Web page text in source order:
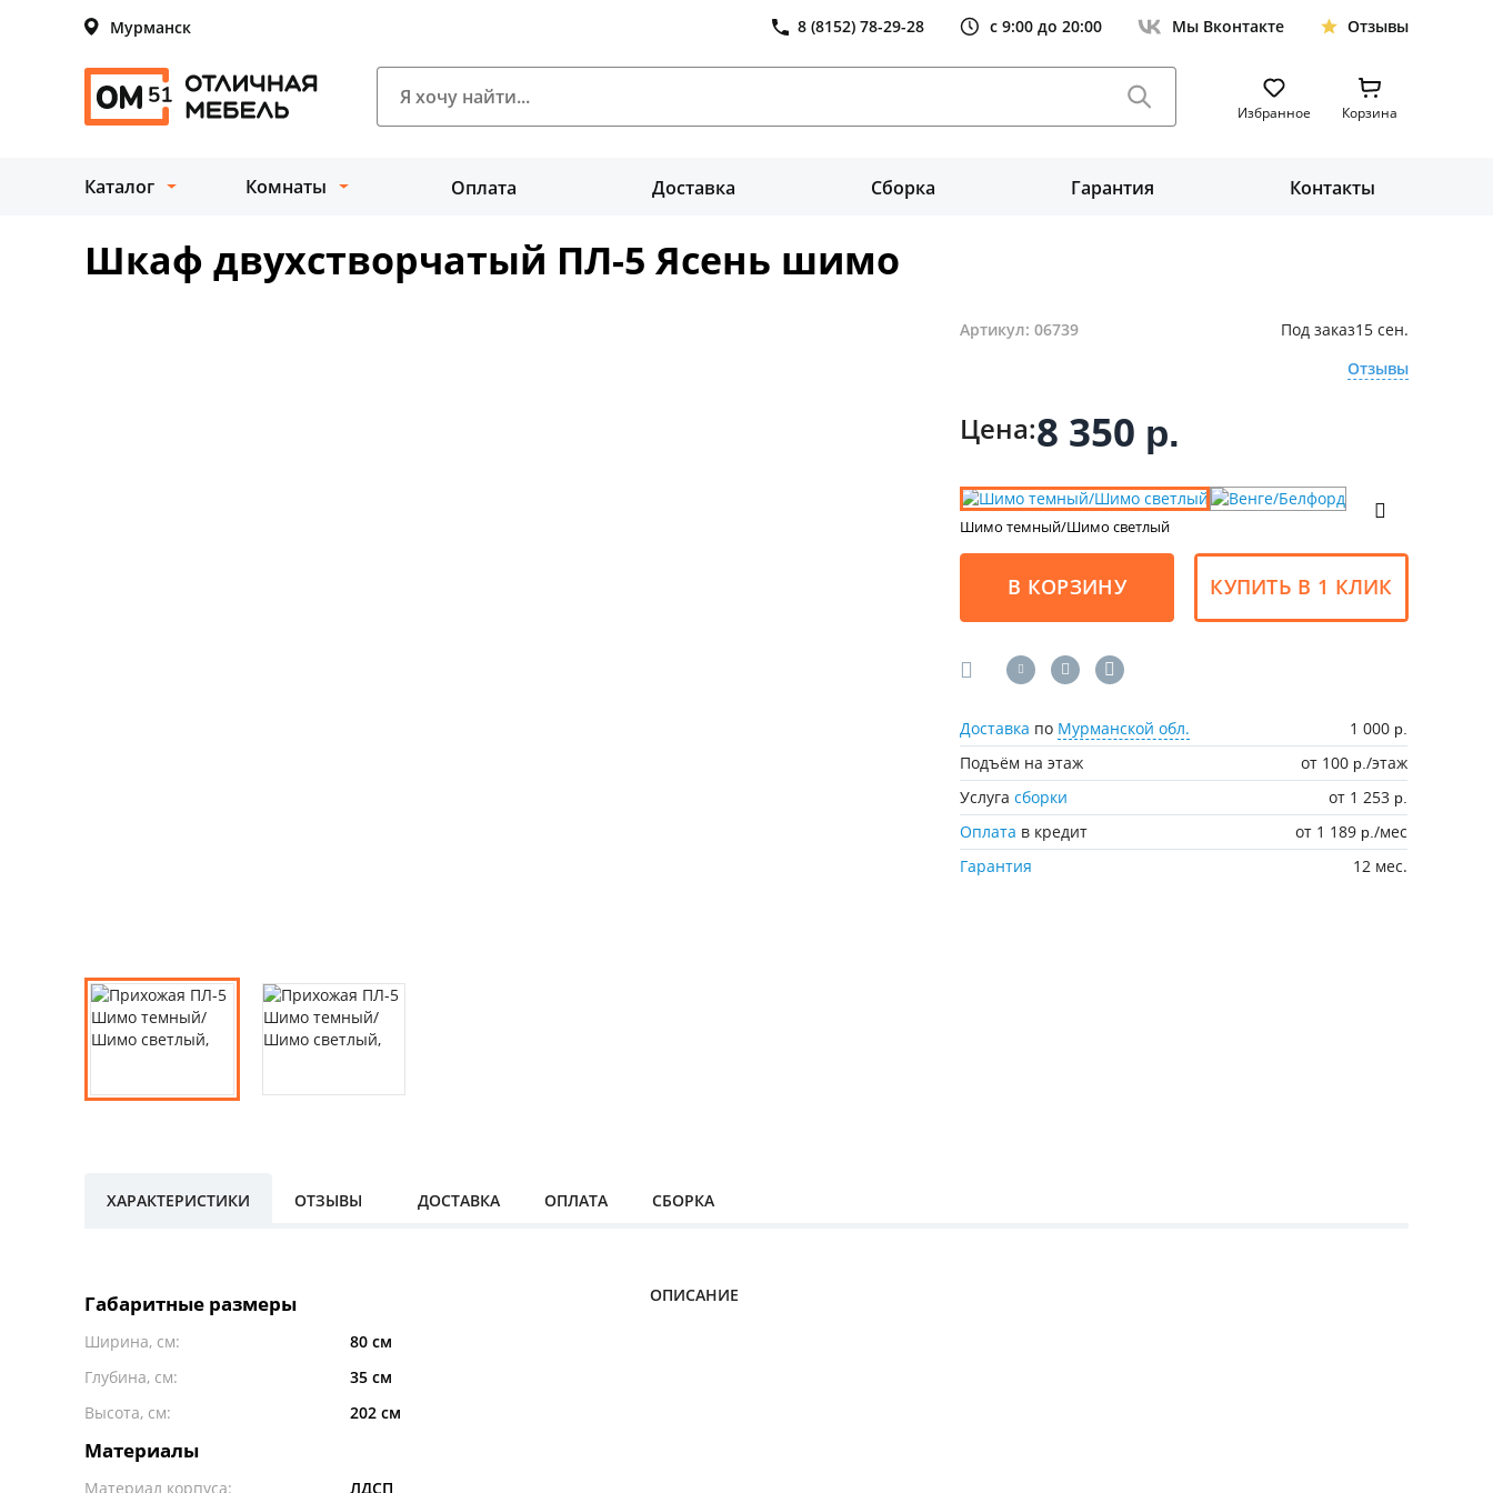
Мурманск 8 (8152) 78-29-28 с 9:00 до 20:00 Мы Вконтакте Отзывы
Избранное Корзина
Каталог Комнаты Оплата Доставка Сборка Гарантия Контакты
Шкаф двухстворчатый ПЛ-5 Ясень шимо
Артикул: 06739 Под заказ15 сен.
Отзывы
Цена:8 350 р.
Шимо темный/Шимо светлый
В КОРЗИНУ КУПИТЬ В 1 КЛИК
Доставка по Мурманской обл. 1 000 р.
Подъём на этаж от 100 р./этаж
Услугасборки от 1 253 р.
Оплата в кредит от 1 189 р./мес
Гарантия
12 мес.
ХАРАКТЕРИСТИКИ ОТЗЫВЫ ДОСТАВКА ОПЛАТА СБОРКА
Габаритные размеры
Ширина, см:
80 см
Глубина, см:
35 см
Высота, см:
202 см
Материалы
Материал корпуса: ЛДСП
ОПИСАНИЕ